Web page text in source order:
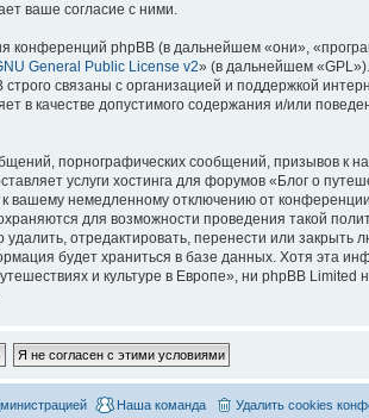
ваше согласие с ними.
phpBB (в дальнейшем «они»,
General Public License v2» (в дальнейшем
связаны с организацией и поддержкой
в качестве допустимого содержания и/или
порнографических сообщений, призывов к
услуги хостинга для форумов «Блог о
вашему немедленному отключению от
для возможности проведения такой
отредактировать, перенести или закрыть
будет храниться в базе данных. Хотя эта
и культуре в Европе», ни phpBB Limited
Удалить cookies
Наша команда